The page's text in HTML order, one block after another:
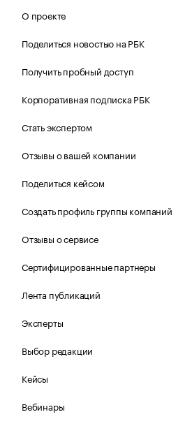
О проекте
Поделиться новостью на РБК
Получить пробный доступ
Корпоративная подписка РБК
Стать экспертом
Отзывы о вашей компании
Поделиться кейсом
Создать профиль группы компаний
Отзывы о сервисе
Сертифицированные партнеры
Лента публикаций
Эксперты
Выбор редакции
Кейсы
Вебинары